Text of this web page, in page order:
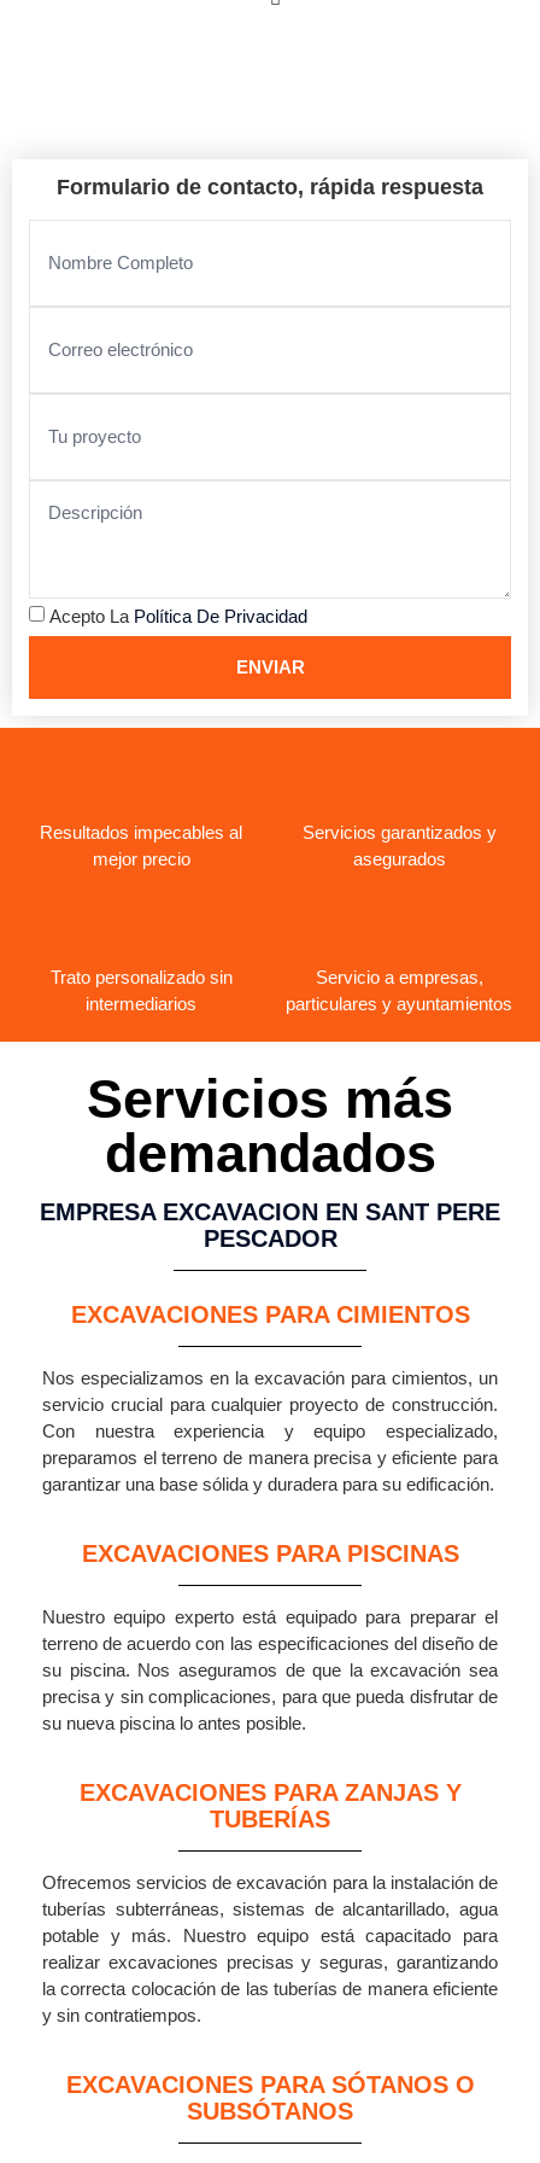
Formulario de contacto, rápida respuesta
Acepto La Política De Privacidad
ENVIAR
Resultados impecables al
mejor precio
Servicios garantizados y
asegurados
Trato personalizado sin
intermediarios
Servicio a empresas,
particulares y ayuntamientos
Servicios más
demandados
EMPRESA EXCAVACION EN SANT PERE
PESCADOR
EXCAVACIONES PARA CIMIENTOS
Nos especializamos en la excavación para cimientos, un
servicio crucial para cualquier proyecto de construcción.
Con nuestra experiencia y equipo especializado,
preparamos el terreno de manera precisa y eficiente para
garantizar una base sólida y duradera para su edificación.
EXCAVACIONES PARA PISCINAS
Nuestro equipo experto está equipado para preparar el
terreno de acuerdo con las especificaciones del diseño de
su piscina. Nos aseguramos de que la excavación sea
precisa y sin complicaciones, para que pueda disfrutar de
su nueva piscina lo antes posible.
EXCAVACIONES PARA ZANJAS Y
TUBERÍAS
Ofrecemos servicios de excavación para la instalación de
tuberías subterráneas, sistemas de alcantarillado, agua
potable y más. Nuestro equipo está capacitado para
realizar excavaciones precisas y seguras, garantizando
la correcta colocación de las tuberías de manera eficiente
y sin contratiempos.
EXCAVACIONES PARA SÓTANOS O
SUBSÓTANOS